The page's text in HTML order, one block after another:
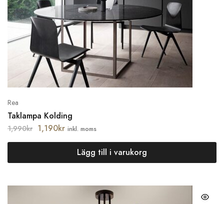
Rea
Taklampa Kolding
1,990kr 1,190kr inkl. moms
Lägg till i varukorg